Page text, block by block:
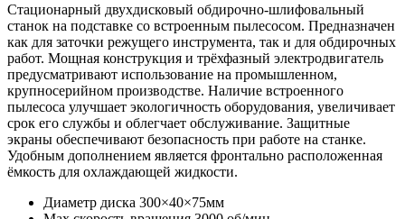
Стационарный двухдисковый обдирочно-шлифовальный
станок на подставке со встроенным пылесосом. Предназначен
как для заточки режущего инструмента, так и для обдирочных
работ. Мощная конструкция и трёхфазный электродвигатель
предусматривают использование на промышленном,
крупносерийном производстве. Наличие встроенного
пылесоса улучшает экологичность оборудования, увеличивает
срок его службы и облегчает обслуживание. Защитные
экраны обеспечивают безопасность при работе на станке.
Удобным дополнением является фронтально расположенная
ёмкость для охлаждающей жидкости.
Диаметр диска 300×40×75мм